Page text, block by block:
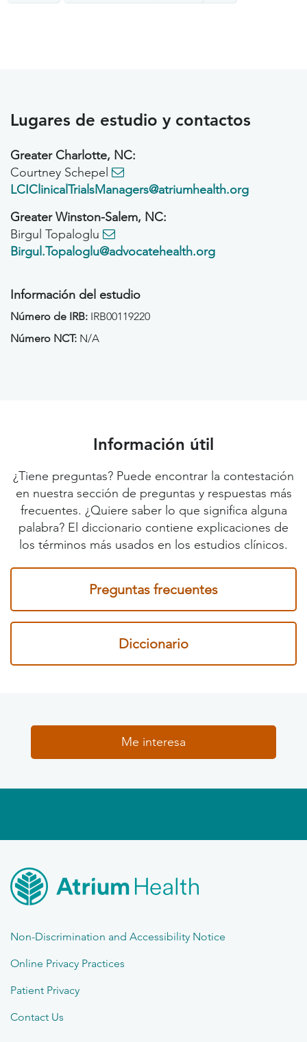
Lugares de estudio y contactos
Greater Charlotte, NC:
Courtney Schepel
LCIClinicalTrialsManagers@atriumhealth.org
Greater Winston-Salem, NC:
Birgul Topaloglu
Birgul.Topaloglu@advocatehealth.org
Información del estudio
Número de IRB: IRB00119220
Número NCT: N/A
Información útil
¿Tiene preguntas? Puede encontrar la contestación
en nuestra sección de preguntas y respuestas más
frecuentes. ¿Quiere saber lo que significa alguna
palabra? El diccionario contiene explicaciones de
los términos más usados en los estudios clínicos.
Preguntas frecuentes
Diccionario
Me interesa
Non-Discrimination and Accessibility Notice
Online Privacy Practices
Patient Privacy
Contact Us